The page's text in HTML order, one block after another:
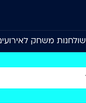
שולחנות משחק